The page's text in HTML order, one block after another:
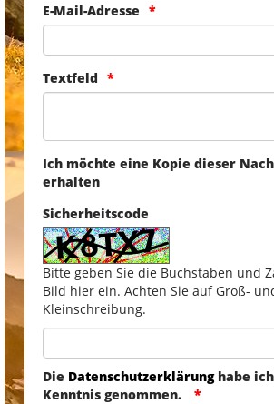
E-Mail-Adresse
Textfeld
Ich möchte eine Kopie dieser
erhalten
Sicherheitscode
Bitte geben Sie die Buchstaben und
Bild hier ein. Achten Sie auf Groß-
Kleinschreibung.
Die Datenschutzerklärunghabe
Kenntnis genommen.